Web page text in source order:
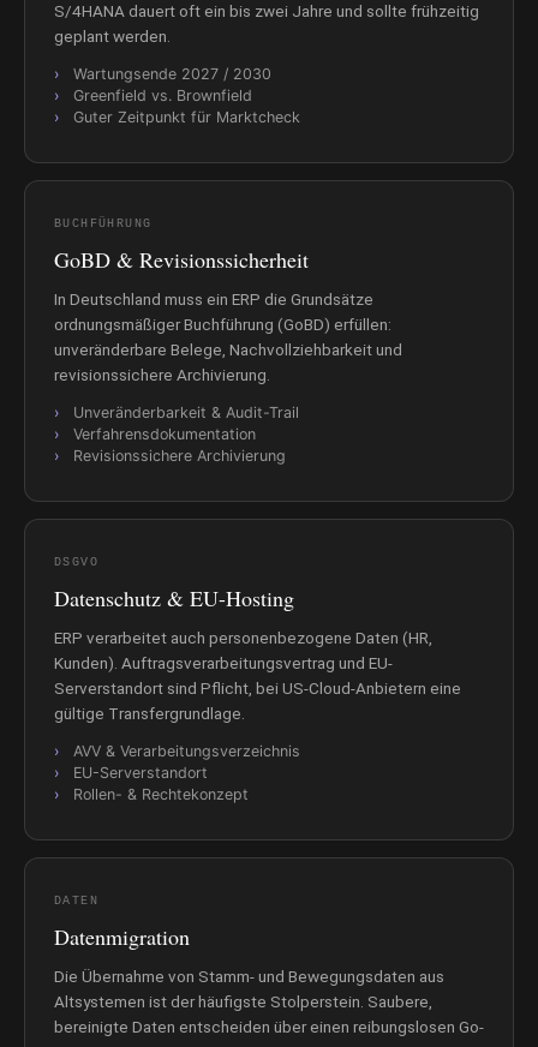
S/4HANA dauert oft ein bis zwei Jahre und sollte frühzeitig
geplant werden.
Wartungsende 2027 / 2030
Greenfield vs. Brownfield
Guter Zeitpunkt für Marktcheck
BUCHFÜHRUNG
GoBD & Revisionssicherheit
In Deutschland muss ein ERP die Grundsätze
ordnungsmäßiger Buchführung (GoBD) erfüllen:
unveränderbare Belege, Nachvollziehbarkeit und
revisionssichere Archivierung.
Unveränderbarkeit & Audit-Trail
Verfahrensdokumentation
Revisionssichere Archivierung
DSGVO
Datenschutz & EU-Hosting
ERP verarbeitet auch personenbezogene Daten (HR,
Kunden). Auftragsverarbeitungsvertrag und EU-
Serverstandort sind Pflicht, bei US-Cloud-Anbietern eine
gültige Transfergrundlage.
AVV & Verarbeitungsverzeichnis
EU-Serverstandort
Rollen- & Rechtekonzept
DATEN
Datenmigration
Die Übernahme von Stamm- und Bewegungsdaten aus
Altsystemen ist der häufigste Stolperstein. Saubere,
bereinigte Daten entscheiden über einen reibungslosen Go-